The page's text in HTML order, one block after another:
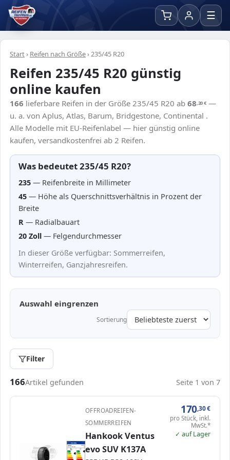
☰
Start› Reifen nach Größe›235/45 R20
Reifen 235/45 R20 günstig
online kaufen
166 lieferbare Reifen in der Größe 235/45 R20 ab 68,20€ —
u. a. von Aplus, Atlas, Barum, Bridgestone, Continental .
Alle Modelle mit EU-Reifenlabel — hier günstig online
kaufen, versandkostenfrei ab 2 Reifen.
Was bedeutet 235/45 R20?
235 — Reifenbreite in Millimeter
45 — Höhe als Querschnittsverhältnis in Prozent der
Breite
R — Radialbauart
20 Zoll — Felgendurchmesser
In dieser Größe verfügbar: Sommerreifen,
Winterreifen, Ganzjahresreifen.
Auswahl eingrenzen
Sortierung
Filter
Passende Reifen in 235/45 R20
166Artikel gefunden Seite 1 von 7
ENERG
Hankook 1032204
235/45 R20 100V C1
C C
OFFROADREIFEN-
SOMMERREIFEN
Hankook Ventus
evo SUV K137A
170,30€
pro Stück, inkl.
MwSt.*
✓ auf Lager